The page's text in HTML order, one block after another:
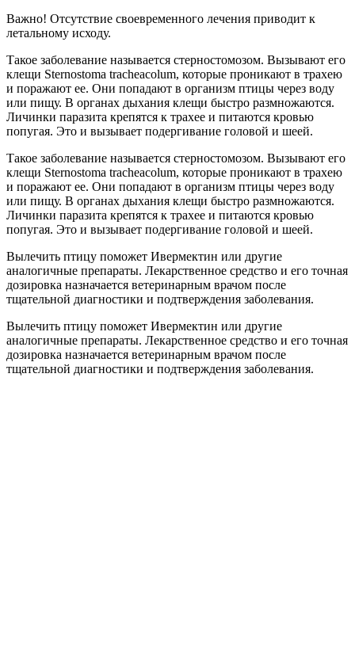
Важно! Отсутствие своевременного лечения приводит к
летальному исходу.
Такое заболевание называется стерностомозом. Вызывают его
клещи Sternostoma tracheacolum, которые проникают в трахею
и поражают ее. Они попадают в организм птицы через воду
или пищу. В органах дыхания клещи быстро размножаются.
Личинки паразита крепятся к трахее и питаются кровью
попугая. Это и вызывает подергивание головой и шеей.
Такое заболевание называется стерностомозом. Вызывают его
клещи Sternostoma tracheacolum, которые проникают в трахею
и поражают ее. Они попадают в организм птицы через воду
или пищу. В органах дыхания клещи быстро размножаются.
Личинки паразита крепятся к трахее и питаются кровью
попугая. Это и вызывает подергивание головой и шеей.
Вылечить птицу поможет Ивермектин или другие
аналогичные препараты. Лекарственное средство и его точная
дозировка назначается ветеринарным врачом после
тщательной диагностики и подтверждения заболевания.
Вылечить птицу поможет Ивермектин или другие
аналогичные препараты. Лекарственное средство и его точная
дозировка назначается ветеринарным врачом после
тщательной диагностики и подтверждения заболевания.